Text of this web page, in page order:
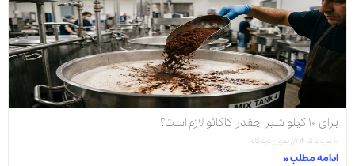
برای ۱۰ کیلو شیر چقدر کاکائو لازم است؟
۱۰ مرداد ۱۴۰۵ بدون دیدگاه
ادامه مطلب »